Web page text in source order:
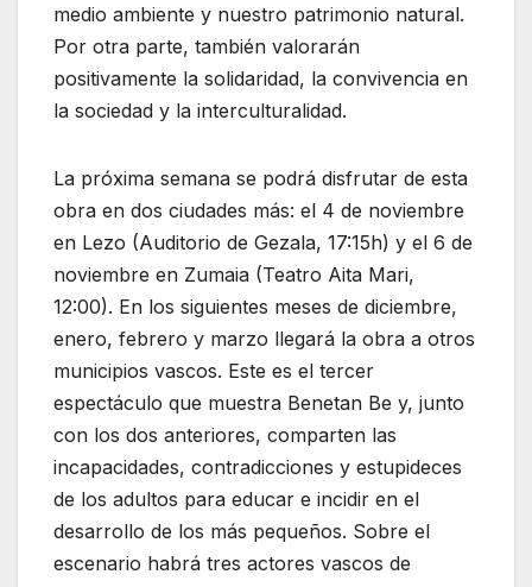
medio ambiente y nuestro patrimonio natural.
Por otra parte, también valorarán
positivamente la solidaridad, la convivencia en
la sociedad y la interculturalidad.
La próxima semana se podrá disfrutar de esta
obra en dos ciudades más: el 4 de noviembre
en Lezo (Auditorio de Gezala, 17:15h) y el 6 de
noviembre en Zumaia (Teatro Aita Mari,
12:00). En los siguientes meses de diciembre,
enero, febrero y marzo llegará la obra a otros
municipios vascos. Este es el tercer
espectáculo que muestra Benetan Be y, junto
con los dos anteriores, comparten las
incapacidades, contradicciones y estupideces
de los adultos para educar e incidir en el
desarrollo de los más pequeños. Sobre el
escenario habrá tres actores vascos de